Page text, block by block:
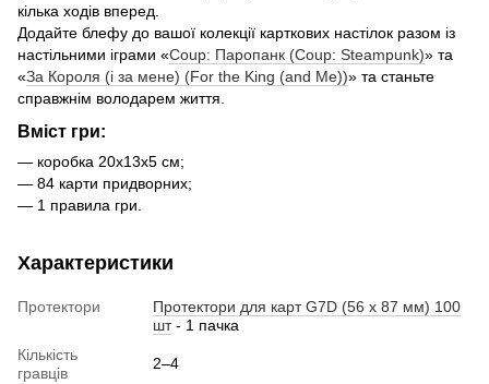
кілька ходів вперед.
Додайте блефу до вашої колекції карткових настілок разом із
настільними іграми «Coup: Паропанк (Coup: Steampunk)» та
«За Короля (і за мене) (For the King (and Me))» та станьте
справжнім володарем життя.
Вміст гри:
— коробка 20х13х5 см;
— 84 карти придворних;
— 1 правила гри.
Характеристики
Протектори
Протектори для карт G7D (56 x 87 мм) 100
шт- 1 пачка
Кількість
гравців
2–4